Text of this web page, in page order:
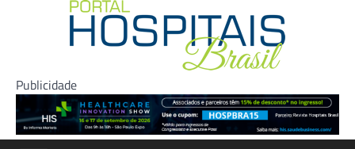
Publicidade